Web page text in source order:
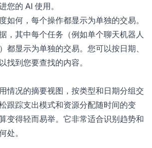
您的 AI 使用。
如何，每个操作都显示为单独的交易。
，其中每个任务（例如单个聊天机器人
都显示为单独的交易。您可以按日期、
找到您要查找的内容。
情况的摘要视图，按类型和日期分组交
跟踪支出模式和资源分配随时间的变
变得轻而易举。它非常适合识别趋势和
处。